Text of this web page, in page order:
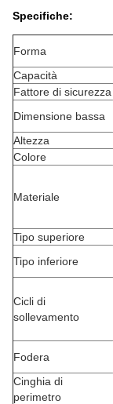
Specifiche:
Forma
Capacità
Fattore di sicurezza
Dimensione bassa
Altezza
Colore
Materiale
Tipo superiore
Tipo inferiore
Cicli di
sollevamento
Fodera
Cinghia di
perimetro